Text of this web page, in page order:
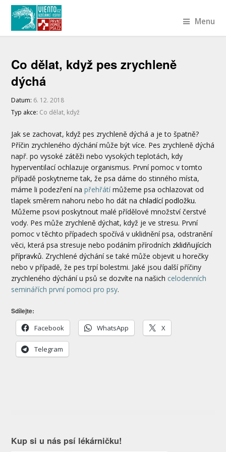
Menu
Co dělat, když pes zrychleně
dýchá
Datum: 6. 12. 2018
Typ akce: Co dělat, když
Jak se zachovat, když pes zrychleně dýchá a je to špatně?
Příčin zrychleného dýchání může být více. Pes zrychleně dýchá
např. po vysoké zátěži nebo vysokých teplotách, kdy
hyperventilací ochlazuje organismus. První pomoc v tomto
případě poskytneme tak, že psa dáme do stinného místa,
máme li podezření napřehřátímůžeme psa ochlazovat od
tlapek směrem nahoru nebo ho dát nachladící podložku.
Můžeme psovi poskytnout malé přídělové množství čerstvé
vody. Pes může zrychleně dýchat, když je ve stresu. První
pomoc v těchto případech spočívá v uklidnění psa, odstranění
věci, která psa stresuje nebo podáním přírodních zklidňujících
přípravků. Zrychlené dýchání se také může objevit u horečky
nebo v případě, že pes trpí bolestmi. Jaké jsou další příčiny
zrychleného dýchání u psů se dozvíte na našich celodenních
seminářích první pomoci pro psy.
Sdílejte:
Facebook
WhatsApp X
Telegram
Kup si u nás psí lékárničku!